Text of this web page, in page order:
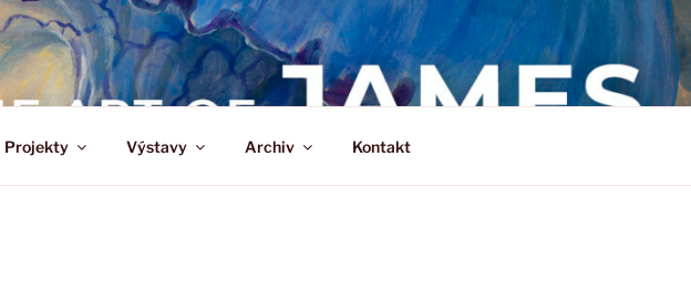
Projekty Výstavy Archiv Kontakt